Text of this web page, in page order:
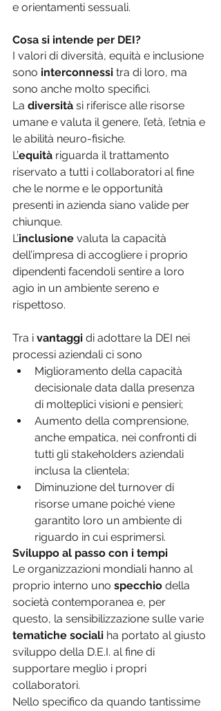
e orientamenti sessuali.
Cosa si intende per DEI?
I valori di diversità, equità e inclusione
sono interconnessi tra di loro, ma
sono anche molto specifici.
La diversità si riferisce alle risorse
umane e valuta il genere, l’età, l’etnia e
le abilità neuro-fisiche.
L’equità riguarda il trattamento
riservato a tutti i collaboratori al fine
che le norme e le opportunità
presenti in azienda siano valide per
chiunque.
L’inclusione valuta la capacità
dell’impresa di accogliere i proprio
dipendenti facendoli sentire a loro
agio in un ambiente sereno e
rispettoso.
Tra i vantaggi di adottare la DEI nei
processi aziendali ci sono
Miglioramento della capacità
decisionale data dalla presenza
di molteplici visioni e pensieri;
Aumento della comprensione,
anche empatica, nei confronti di
tutti gli stakeholders aziendali
inclusa la clientela;
Diminuzione del turnover di
risorse umane poiché viene
garantito loro un ambiente di
riguardo in cui esprimersi.
Sviluppo al passo con i tempi
Le organizzazioni mondiali hanno al
proprio interno uno specchio della
società contemporanea e, per
questo, la sensibilizzazione sulle varie
tematiche sociali ha portato al giusto
sviluppo della D.E.I. al fine di
supportare meglio i propri
collaboratori.
Nello specifico da quando tantissime